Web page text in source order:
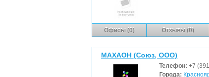
Офисы (0) Отзывы (0)
МАХАОН (Союз, ООО)
Телефон: +7
Города: